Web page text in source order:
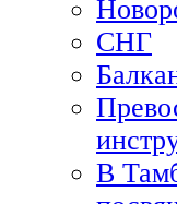
СНГ
В